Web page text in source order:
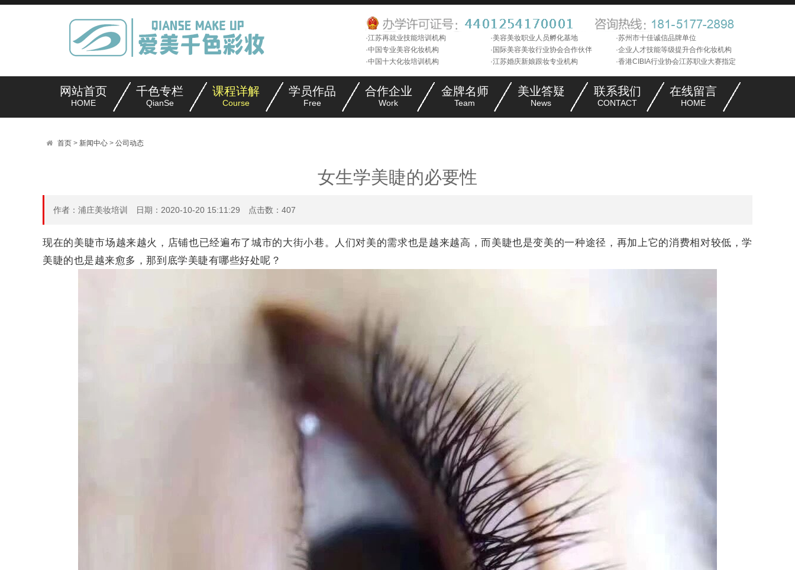
·江苏再就业技能培训机构 ·美容美妆职业人员孵化基地
·苏州市十佳诚信品牌单位
·中国专业美容化妆机构
·国际美容美妆行业协会合作伙伴
·企业人才技能等级提升合作化妆机构
·中国十大化妆培训机构
·江苏婚庆新娘跟妆专业机构
·香港CIBIA行业协会江苏职业大赛指定
网站首页
HOME
千色专栏
QianSe
课程详解
Course
学员作品
Free
合作企业
Work
金牌名师
Team
美业答疑
News
联系我们
CONTACT
在线留言
HOME
首页> 新闻中心> 公司动态
女生学美睫的必要性
作者：浦庄美妆培训 日期：2020-10-20 15:11:29 点击数： 407
现在的美睫市场越来越火， 店铺也已经遍布了城市的大街小巷。人们对美的需求也是越来越高，而美睫也是变美的一种途径，再加上它的消费相对较低，学
美睫的也是越来愈多，那到底学美睫有哪些好处呢？